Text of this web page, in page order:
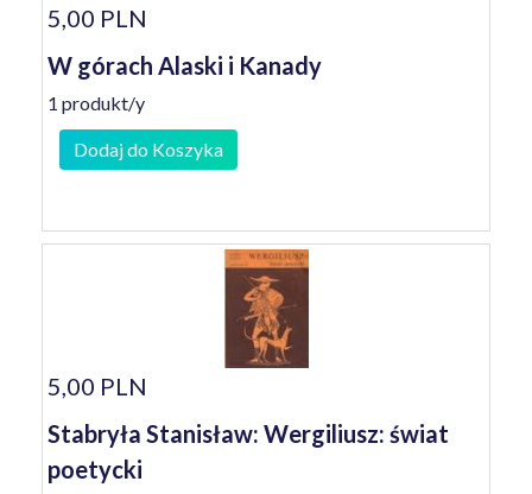
5,00 PLN
W górach Alaski i Kanady
1 produkt/y
Dodaj do Koszyka
5,00 PLN
Stabryła Stanisław: Wergiliusz: świat
poetycki